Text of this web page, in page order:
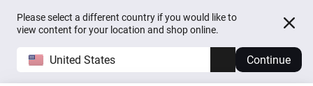
Please select a different country if you would like to
view content for your location and shop online.
United States Continue